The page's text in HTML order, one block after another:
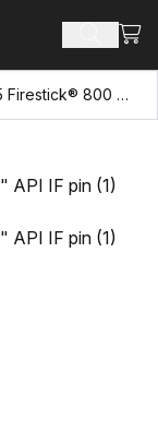
Hľadať
Adaptér 3.5 Firestick® 800 Box x 2.875" API IF pin